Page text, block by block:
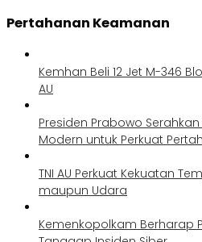
Pertahanan Keamanan
Kemhan Beli 12 Jet M-346
AU
Presiden Prabowo
Modern untuk Perkuat
TNI AU Perkuat Kekuatan
maupun Udara
Kemenkopolkam Berharap